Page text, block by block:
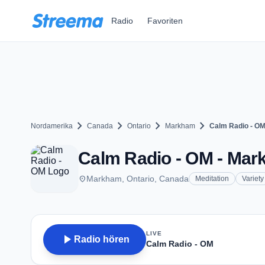
Radio Favoriten
Nordamerika chevron_right Canada chevron_right Ontario chevron_right Markham chevron_right Calm Radio - OM
Calm Radio - OM -
placeMarkham, Ontario, Canada Meditation Variety
play_arrow Radio hören
LIVE
Calm Radio - OM